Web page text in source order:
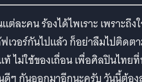
ละคน ร้องได้ไพเราะ เพราะถึง
เวอร์กันไปแล้ว ก็อย่าลืมไปติดต
ไม่ใช้ของเถื่อน เพื่อศิลปินไทย
ดีๆ กันออกมาอีกนะครับ วันนี้ต้อง